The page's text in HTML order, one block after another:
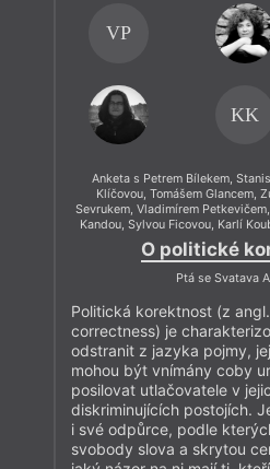
VP
KK
Anketa s Petrem Bílekem,
Klíčovou, Tomášem Glancem,
Sevrukem, Vladimírem
Kandou, Sylvou Ficovou, Karlí
O politické
Ptá se Svatava
Politická korektnost (z
correctness) je
odstranit z jazyka pojmy,
mohou být vnímány coby
posilovat utlačovatele v
diskriminujících postojích.
i své odpůrce, podle
svobody slova a skrytou